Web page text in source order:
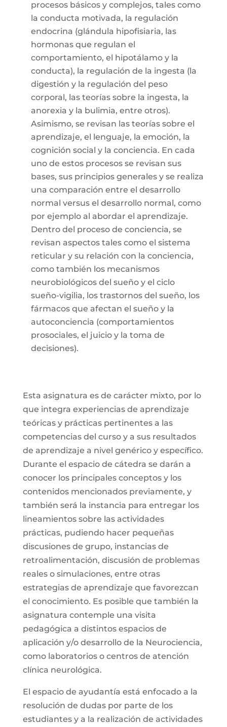
procesos básicos y complejos, tales como
la conducta motivada, la regulación
endocrina (glándula hipofisiaria, las
hormonas que regulan el
comportamiento, el hipotálamo y la
conducta), la regulación de la ingesta (la
digestión y la regulación del peso
corporal, las teorías sobre la ingesta, la
anorexia y la bulimia, entre otros).
Asimismo, se revisan las teorías sobre el
aprendizaje, el lenguaje, la emoción, la
cognición social y la conciencia. En cada
uno de estos procesos se revisan sus
bases, sus principios generales y se realiza
una comparación entre el desarrollo
normal versus el desarrollo normal, como
por ejemplo al abordar el aprendizaje.
Dentro del proceso de conciencia, se
revisan aspectos tales como el sistema
reticular y su relación con la conciencia,
como también los mecanismos
neurobiológicos del sueño y el ciclo
sueño-vigilia, los trastornos del sueño, los
fármacos que afectan el sueño y la
autoconciencia (comportamientos
prosociales, el juicio y la toma de
decisiones).
Esta asignatura es de carácter mixto, por lo
que integra experiencias de aprendizaje
teóricas y prácticas pertinentes a las
competencias del curso y a sus resultados
de aprendizaje a nivel genérico y específico.
Durante el espacio de cátedra se darán a
conocer los principales conceptos y los
contenidos mencionados previamente, y
también será la instancia para entregar los
lineamientos sobre las actividades
prácticas, pudiendo hacer pequeñas
discusiones de grupo, instancias de
retroalimentación, discusión de problemas
reales o simulaciones, entre otras
estrategias de aprendizaje que favorezcan
el conocimiento. Es posible que también la
asignatura contemple una visita
pedagógica a distintos espacios de
aplicación y/o desarrollo de la Neurociencia,
como laboratorios o centros de atención
clínica neurológica.
El espacio de ayudantía está enfocado a la
resolución de dudas por parte de los
estudiantes y a la realización de actividades